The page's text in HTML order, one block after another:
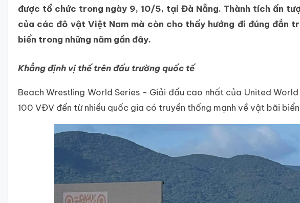
được tổ chức trong ngày 9, 10/5, tại Đà Nẵng. Thành tích ấn
của các đô vật Việt Nam mà còn cho thấy hướng đi đúng đắn
biển trong những năm gần đây.
Khẳng định vị thế trên đấu trường quốc tế
Beach Wrestling World Series - Giải đấu cao nhất của United
100 VĐV đến từ nhiều quốc gia có truyền thống mạnh về vật bãi